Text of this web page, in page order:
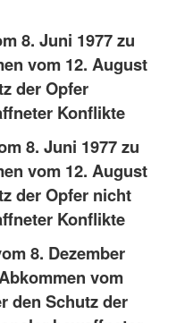
8. Juni 1977 zu
vom 12. August
der Opfer
Konflikte
8. Juni 1977 zu
vom 12. August
der Opfer nicht
Konflikte
8. Dezember
vom
den Schutz der